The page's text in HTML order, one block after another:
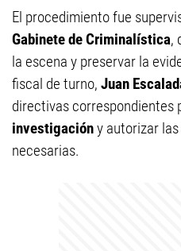
El procedimiento fue
Gabinete de Criminalística,
la escena y preservar la
fiscal de turno, Juan
directivas correspondientes
investigacióny autorizar
necesarias.